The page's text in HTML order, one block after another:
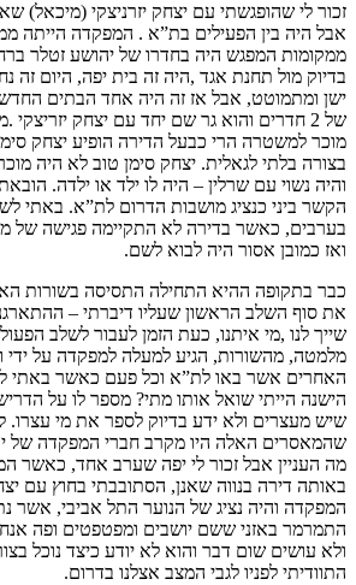
זכור לי שהופגשתי עם יצחק יזרניצקי (מיכאל)
אבל היה בין הפעילים בת”א . המפקדה הייתה
ממקומות המפגש היה בחדרו של יהושע זטלר
בדיוק מול תחנת אגד ,היה זה בית יפה, היום זה
ישן ומתמוטט, אבל אז זה היה אחד הבתים
של 2 חדרים והוא גר שם יחד עם יצחק יזריצקי
מוכר למשטרה הרי כבעל הדירה הופיע יצחק
בצורה בלתי לגאלית. יצחק סימן טוב לא היה
והיה נשוי עם שרלין – היה לו ילד או ילדה.
הקשר ביני כנציג מושבות הדרום לת”א. באתי
בערבים, כאשר בדירה לא התקיימה פגישה של
ואז כמובן אסור היה לבוא לשם.
כבר בתקופה ההיא התחילה התסיסה בשורות
את סוף השלב הראשון שעליו דיברתי –
שייך לנו ,מי איתנו, כעת הזמן לעבור לשלב
מלמטה, מהשורות, הגיע למעלה למפקדה על ידי
האחרים אשר באו לת”א וכל פעם כאשר באתי
הישנה הייתי שואל אותו מתי? מספר לו על
שיש מעצרים ולא ידע בדיוק לספר את מי
שהמאסרים האלה היו מקרב חברי המפקדה של
מה העניין אבל זכור לי יפה שערב אחד, כאשר
באותה דירה בנווה שאנן, הסתובבתי בחוץ עם
המפקדה והיה נציג של הנוער התל אביבי, אשר
התמרמר באזני ששם יושבים ומפטפטים ופה
ולא עושים שום דבר והוא לא יודע כיצד נוכל
התוודיתי לפניו לגבי המצב אצלנו בדרום.